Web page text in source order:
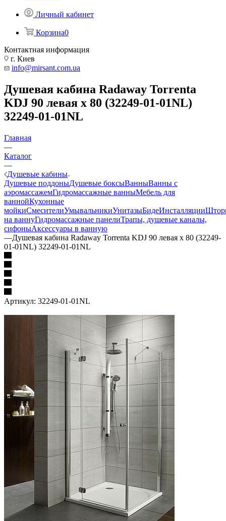
Личный кабинет
Корзина0
Контактная информация
г. Киев
info@mirsant.com.ua
Душевая кабина Radaway Torrenta
KDJ 90 левая x 80 (32249-01-01NL)
32249-01-01NL
Главная
—
Каталог
—
Душевые кабины
Душевые поддоныДушевые боксыВанныВанны с
аэромассажемГидромассажные ванныМебель для
ваннойКухонные
мойкиСмесителиУмывальникиУнитазыБидеИнсталляции
на ваннуГидромассажные панелиТрапы, душевые каналы,
сифоныАксессуары в ванную
—Душевая кабина Radaway Torrenta KDJ 90 левая x 80 (32249-
01-01NL) 32249-01-01NL
Артикул: 32249-01-01NL